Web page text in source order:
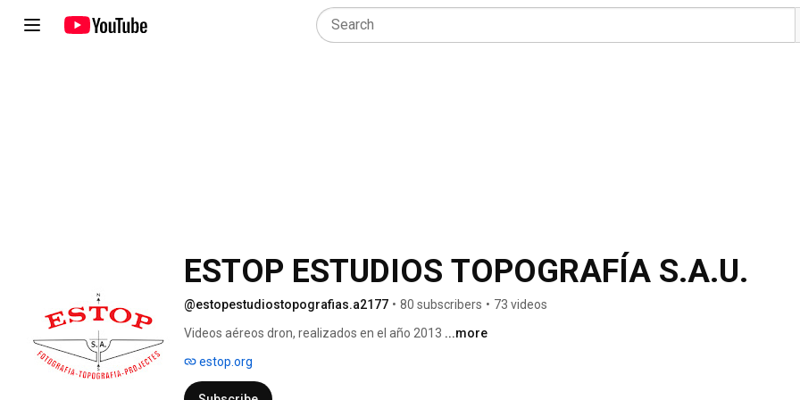
ESTOP ESTUDIOS TOPOGRAFÍA S.A.U.
@estopestudiostopografias.a2177 • 80 subscribers • 73 videos
Videos aéreos dron, realizados en el año 2013 ...more
estop.org